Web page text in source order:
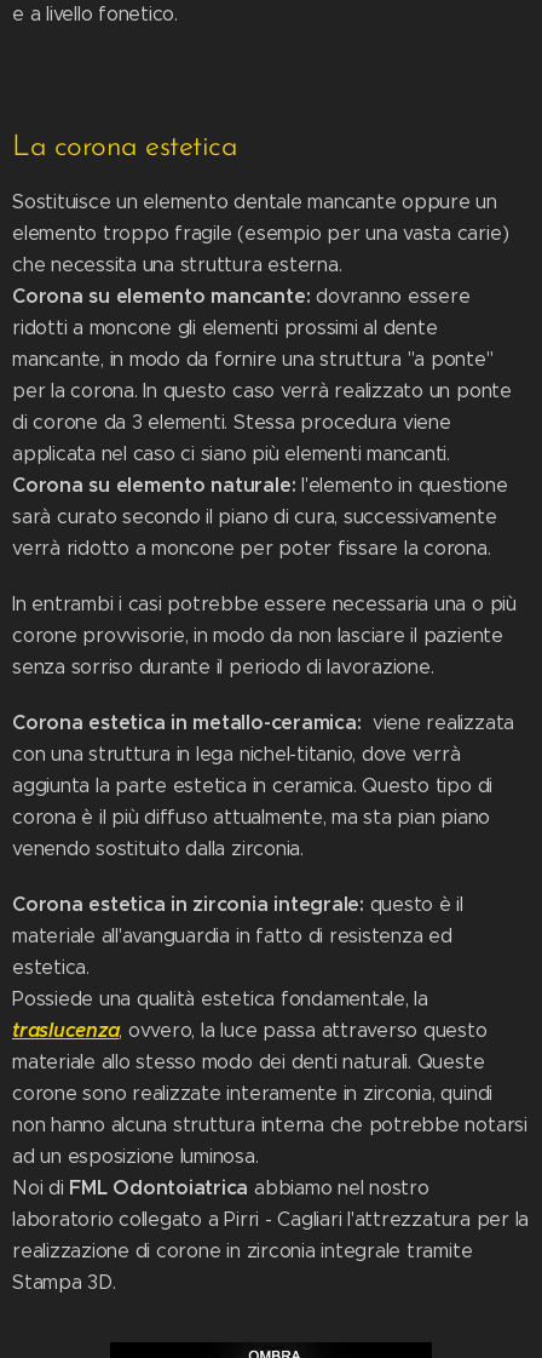
e a livello fonetico.
La corona estetica
Sostituisce un elemento dentale mancante oppure un
elemento troppo fragile (esempio per una vasta carie)
che necessita una struttura esterna.
Corona su elemento mancante: dovranno essere
ridotti a moncone gli elementi prossimi al dente
mancante, in modo da fornire una struttura "a ponte"
per la corona. In questo caso verrà realizzato un ponte
di corone da 3 elementi. Stessa procedura viene
applicata nel caso ci siano più elementi mancanti.
Corona su elemento naturale: l'elemento in questione
sarà curato secondo il piano di cura, successivamente
verrà ridotto a moncone per poter fissare la corona.
In entrambi i casi potrebbe essere necessaria una o più
corone provvisorie, in modo da non lasciare il paziente
senza sorriso durante il periodo di lavorazione.
Corona estetica in metallo-ceramica: viene realizzata
con una struttura in lega nichel-titanio, dove verrà
aggiunta la parte estetica in ceramica. Questo tipo di
corona è il più diffuso attualmente, ma sta pian piano
venendo sostituito dalla zirconia.
Corona estetica in zirconia integrale: questo è il
materiale all'avanguardia in fatto di resistenza ed
estetica.
Possiede una qualità estetica fondamentale, la
traslucenza, ovvero, la luce passa attraverso questo
materiale allo stesso modo dei denti naturali. Queste
corone sono realizzate interamente in zirconia, quindi
non hanno alcuna struttura interna che potrebbe notarsi
ad un esposizione luminosa.
Noi di FML Odontoiatrica abbiamo nel nostro
laboratorio collegato a Pirri - Cagliari l'attrezzatura per la
realizzazione di corone in zirconia integrale tramite
Stampa 3D.